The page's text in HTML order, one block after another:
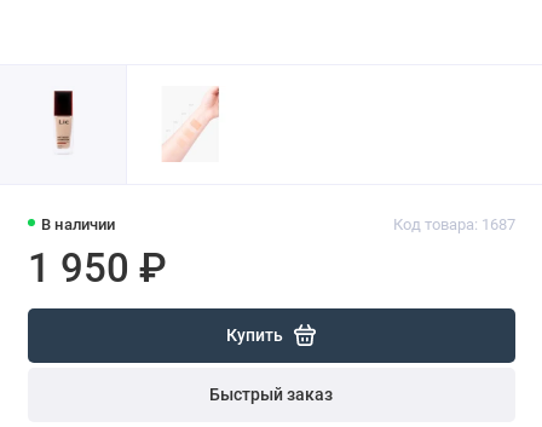
В наличии Код товара: 1687
1 950 ₽
Купить
Быстрый заказ